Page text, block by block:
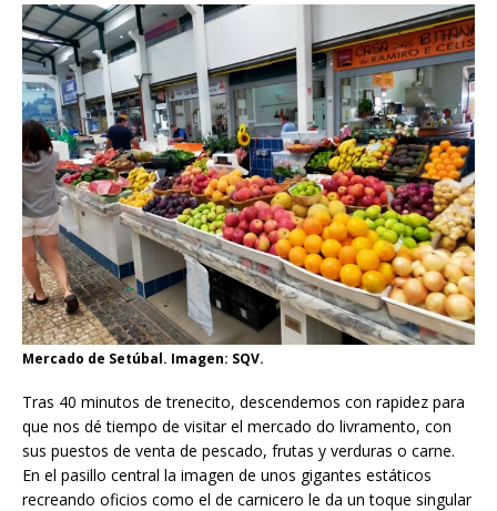
Mercado de Setúbal. Imagen: SQV.
Tras 40 minutos de trenecito, descendemos con rapidez para
que nos dé tiempo de visitar el mercado do livramento, con
sus puestos de venta de pescado, frutas y verduras o carne.
En el pasillo central la imagen de unos gigantes estáticos
recreando oficios como el de carnicero le da un toque singular